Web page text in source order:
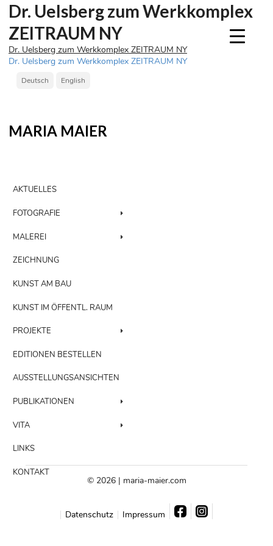
Deutsch English
Dr. Uelsberg zum Werkkomplex
ZEITRAUM NY
Dr. Uelsberg zum Werkkomplex ZEITRAUM NY
Beitragsnavigation
Dr. Uelsberg zum Werkkomplex ZEITRAUM NY
MARIA MAIER
AKTUELLES
FOTOGRAFIE
MALEREI
ZEICHNUNG
KUNST AM BAU
KUNST IM ÖFFENTL. RAUM
PROJEKTE
EDITIONEN BESTELLEN
AUSSTELLUNGSANSICHTEN
PUBLIKATIONEN
VITA
LINKS
KONTAKT
© 2026 | maria-maier.com
Datenschutz Impressum